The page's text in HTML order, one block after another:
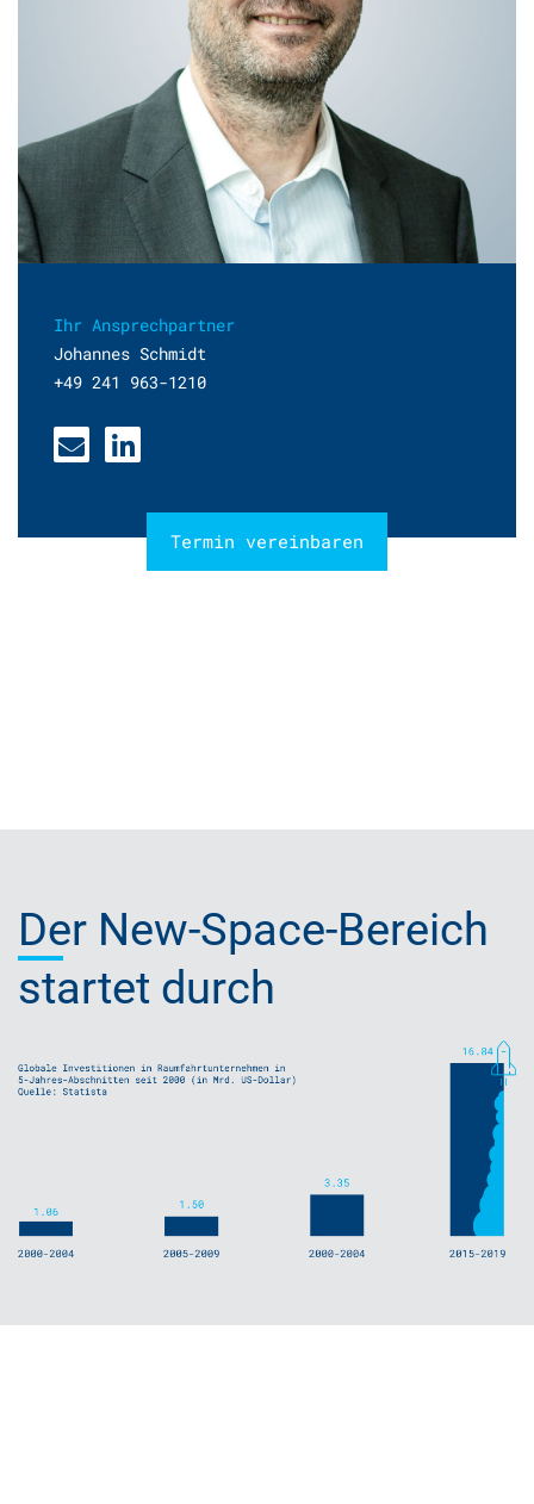
Ihr Ansprechpartner
Johannes Schmidt
+49 241 963-1210
Termin vereinbaren
Der New-Space-Bereich
startet durch